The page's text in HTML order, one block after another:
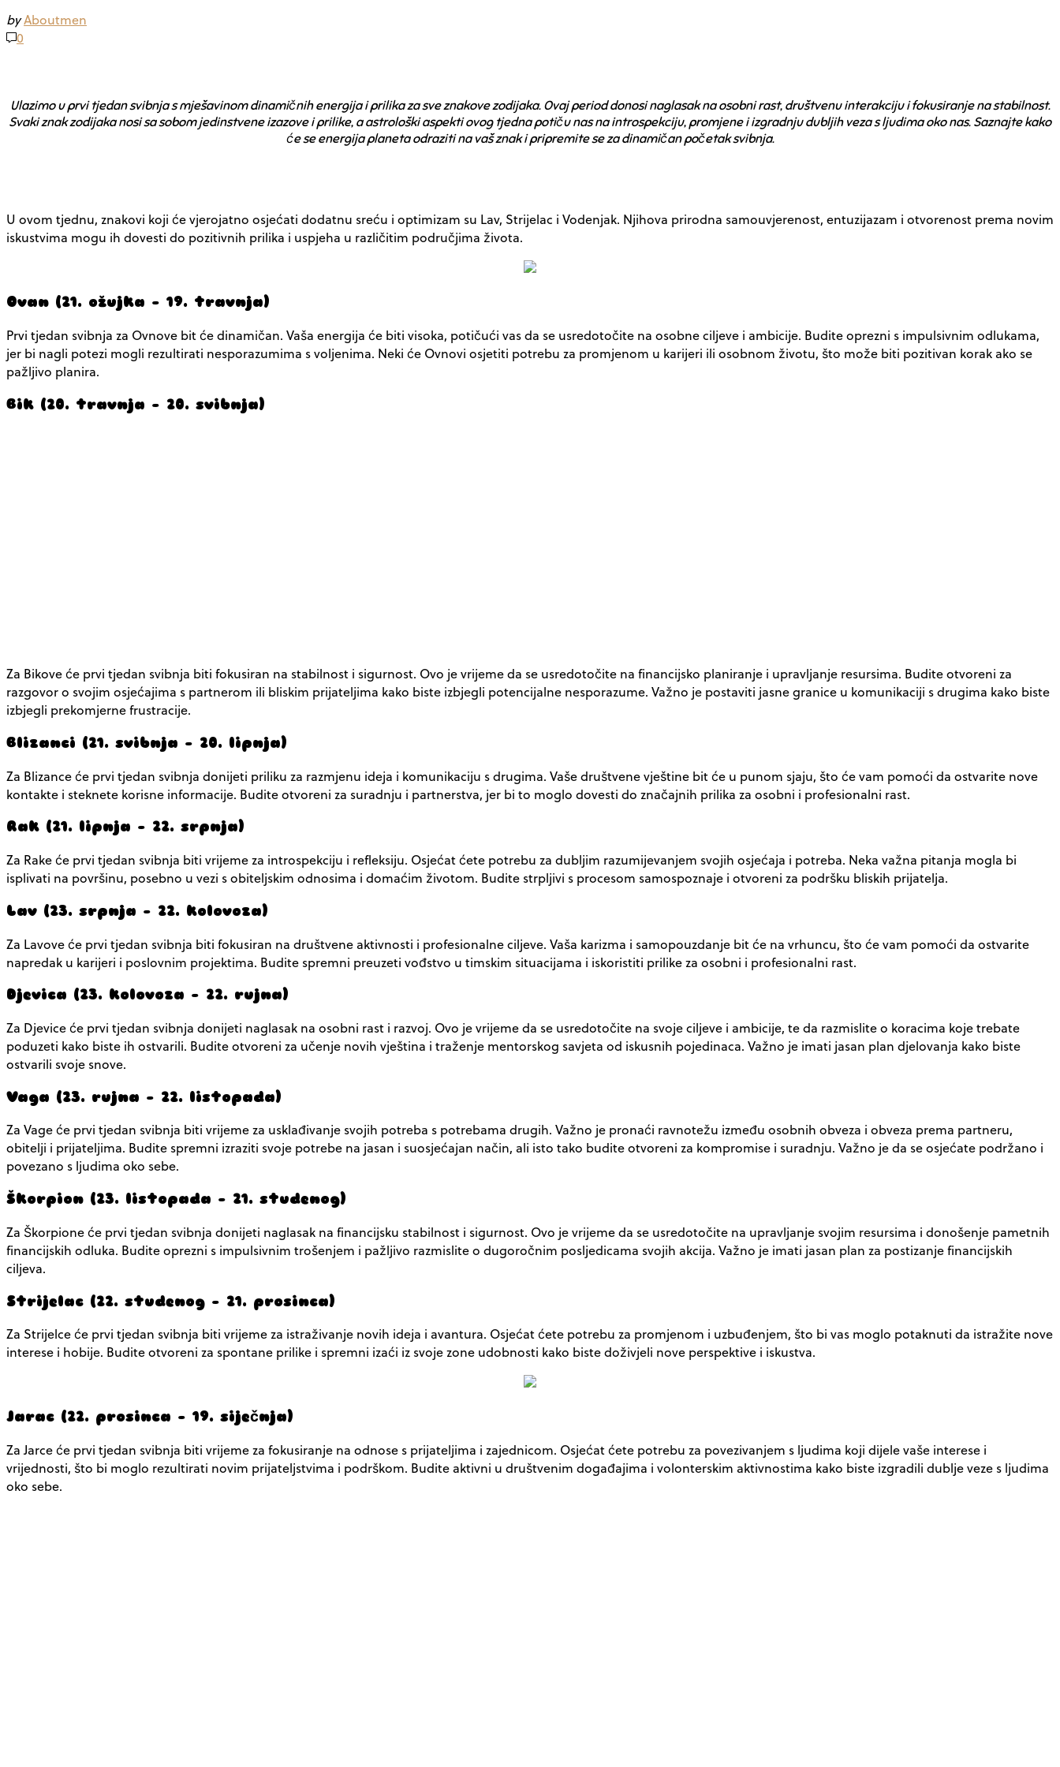
byAboutmen
0
Ulazimo u prvi tjedan svibnja s mješavinom dinamičnih energija i prilika za sve znakove zodijaka. Ovaj period donosi naglasak na osobni rast, društvenu interakciju i fokusiranje na stabilnost.
Svaki znak zodijaka nosi sa sobom jedinstvene izazove i prilike, a astrološki aspekti ovog tjedna potiču nas na introspekciju, promjene i izgradnju dubljih veza s ljudima oko nas. Saznajte kako
će se energija planeta odraziti na vaš znak i pripremite se za dinamičan početak svibnja.
U ovom tjednu, znakovi koji će vjerojatno osjećati dodatnu sreću i optimizam su Lav, Strijelac i Vodenjak. Njihova prirodna samouvjerenost, entuzijazam i otvorenost prema novim
iskustvima mogu ih dovesti do pozitivnih prilika i uspjeha u različitim područjima života.
Ovan (21. ožujka – 19. travnja)
Prvi tjedan svibnja za Ovnove bit će dinamičan. Vaša energija će biti visoka, potičući vas da se usredotočite na osobne ciljeve i ambicije. Budite oprezni s impulsivnim odlukama,
jer bi nagli potezi mogli rezultirati nesporazumima s voljenima. Neki će Ovnovi osjetiti potrebu za promjenom u karijeri ili osobnom životu, što može biti pozitivan korak ako se
pažljivo planira.
Bik (20. travnja – 20. svibnja)
Za Bikove će prvi tjedan svibnja biti fokusiran na stabilnost i sigurnost. Ovo je vrijeme da se usredotočite na financijsko planiranje i upravljanje resursima. Budite otvoreni za
razgovor o svojim osjećajima s partnerom ili bliskim prijateljima kako biste izbjegli potencijalne nesporazume. Važno je postaviti jasne granice u komunikaciji s drugima kako biste
izbjegli prekomjerne frustracije.
Blizanci (21. svibnja – 20. lipnja)
Za Blizance će prvi tjedan svibnja donijeti priliku za razmjenu ideja i komunikaciju s drugima. Vaše društvene vještine bit će u punom sjaju, što će vam pomoći da ostvarite nove
kontakte i steknete korisne informacije. Budite otvoreni za suradnju i partnerstva, jer bi to moglo dovesti do značajnih prilika za osobni i profesionalni rast.
Rak (21. lipnja – 22. srpnja)
Za Rake će prvi tjedan svibnja biti vrijeme za introspekciju i refleksiju. Osjećat ćete potrebu za dubljim razumijevanjem svojih osjećaja i potreba. Neka važna pitanja mogla bi
isplivati na površinu, posebno u vezi s obiteljskim odnosima i domaćim životom. Budite strpljivi s procesom samospoznaje i otvoreni za podršku bliskih prijatelja.
Lav (23. srpnja – 22. kolovoza)
Za Lavove će prvi tjedan svibnja biti fokusiran na društvene aktivnosti i profesionalne ciljeve. Vaša karizma i samopouzdanje bit će na vrhuncu, što će vam pomoći da ostvarite
napredak u karijeri i poslovnim projektima. Budite spremni preuzeti vođstvo u timskim situacijama i iskoristiti prilike za osobni i profesionalni rast.
Djevica (23. kolovoza – 22. rujna)
Za Djevice će prvi tjedan svibnja donijeti naglasak na osobni rast i razvoj. Ovo je vrijeme da se usredotočite na svoje ciljeve i ambicije, te da razmislite o koracima koje trebate
poduzeti kako biste ih ostvarili. Budite otvoreni za učenje novih vještina i traženje mentorskog savjeta od iskusnih pojedinaca. Važno je imati jasan plan djelovanja kako biste
ostvarili svoje snove.
Vaga (23. rujna – 22. listopada)
Za Vage će prvi tjedan svibnja biti vrijeme za usklađivanje svojih potreba s potrebama drugih. Važno je pronaći ravnotežu između osobnih obveza i obveza prema partneru,
obitelji i prijateljima. Budite spremni izraziti svoje potrebe na jasan i suosjećajan način, ali isto tako budite otvoreni za kompromise i suradnju. Važno je da se osjećate podržano i
povezano s ljudima oko sebe.
Škorpion (23. listopada – 21. studenog)
Za Škorpione će prvi tjedan svibnja donijeti naglasak na financijsku stabilnost i sigurnost. Ovo je vrijeme da se usredotočite na upravljanje svojim resursima i donošenje pametnih
financijskih odluka. Budite oprezni s impulsivnim trošenjem i pažljivo razmislite o dugoročnim posljedicama svojih akcija. Važno je imati jasan plan za postizanje financijskih
ciljeva.
Strijelac (22. studenog – 21. prosinca)
Za Strijelce će prvi tjedan svibnja biti vrijeme za istraživanje novih ideja i avantura. Osjećat ćete potrebu za promjenom i uzbuđenjem, što bi vas moglo potaknuti da istražite nove
interese i hobije. Budite otvoreni za spontane prilike i spremni izaći iz svoje zone udobnosti kako biste doživjeli nove perspektive i iskustva.
Jarac (22. prosinca – 19. siječnja)
Za Jarce će prvi tjedan svibnja biti vrijeme za fokusiranje na odnose s prijateljima i zajednicom. Osjećat ćete potrebu za povezivanjem s ljudima koji dijele vaše interese i
vrijednosti, što bi moglo rezultirati novim prijateljstvima i podrškom. Budite aktivni u društvenim događajima i volonterskim aktivnostima kako biste izgradili dublje veze s ljudima
oko sebe.